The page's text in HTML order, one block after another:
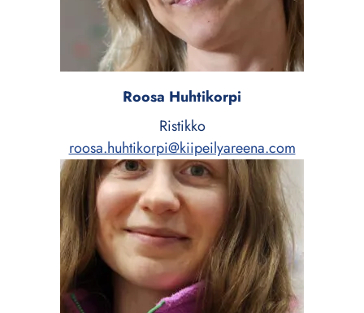
Roosa Huhtikorpi
Ristikko
roosa.huhtikorpi@kiipeilyareena.com